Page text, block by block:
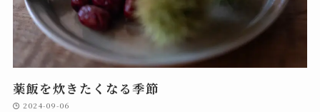
薬飯を炊きたくなる季節
2024-09-06